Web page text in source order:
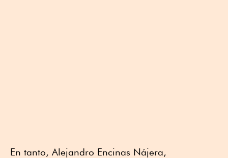
En tanto, Alejandro Encinas Nájera,